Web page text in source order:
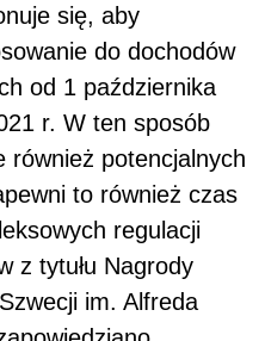
się, aby
do dochodów
od 1 października
r. W ten sposób
również potencjalnych
to również czas
regulacji
z tytułu Nagrody
im. Alfreda